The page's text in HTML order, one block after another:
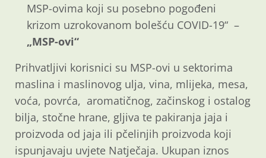
MSP-ovima koji su posebno pogođeni
krizom uzrokovanom bolešću COVID-19“ –
„MSP-ovi“
Prihvatljivi korisnici su MSP-ovi u sektorima
maslina i maslinovog ulja, vina, mlijeka, mesa,
voća, povrća, aromatičnog, začinskog i ostalog
bilja, stočne hrane, gljiva te pakiranja jaja i
proizvoda od jaja ili pčelinjih proizvoda koji
ispunjavaju uvjete Natječaja. Ukupan iznos